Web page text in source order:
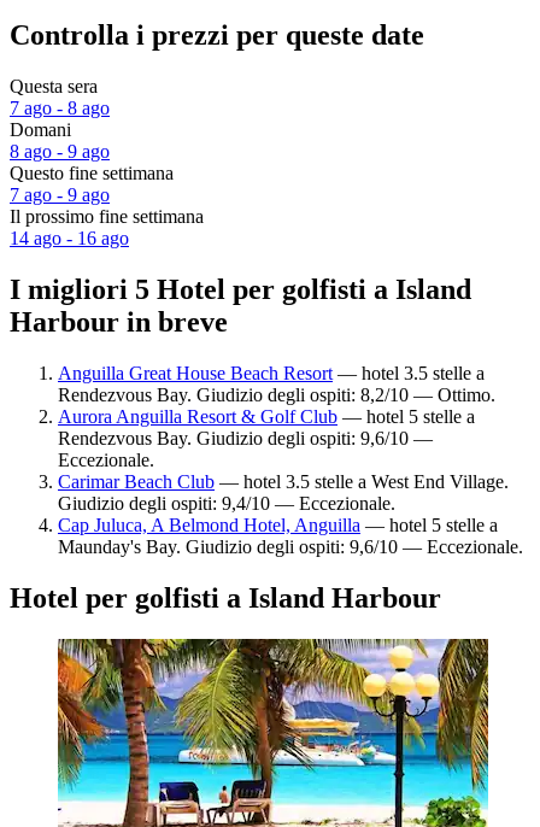
Controlla i prezzi per queste date
Questa sera
7 ago - 8 ago
Domani
8 ago - 9 ago
Questo fine settimana
7 ago - 9 ago
Il prossimo fine settimana
14 ago - 16 ago
I migliori 5 Hotel per golfisti a Island
Harbour in breve
Anguilla Great House Beach Resort — hotel 3.5 stelle a
Rendezvous Bay. Giudizio degli ospiti: 8,2/10 — Ottimo.
Aurora Anguilla Resort & Golf Club — hotel 5 stelle a
Rendezvous Bay. Giudizio degli ospiti: 9,6/10 —
Eccezionale.
Carimar Beach Club — hotel 3.5 stelle a West End Village.
Giudizio degli ospiti: 9,4/10 — Eccezionale.
Cap Juluca, A Belmond Hotel, Anguilla — hotel 5 stelle a
Maunday's Bay. Giudizio degli ospiti: 9,6/10 — Eccezionale.
Hotel per golfisti a Island Harbour